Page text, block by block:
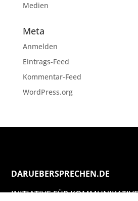
Medien
Meta
Anmelden
Eintrags-Feed
Kommentar-Feed
WordPress.org
DARUEBERSPRECHEN.DE
INITIATIVE FÜR